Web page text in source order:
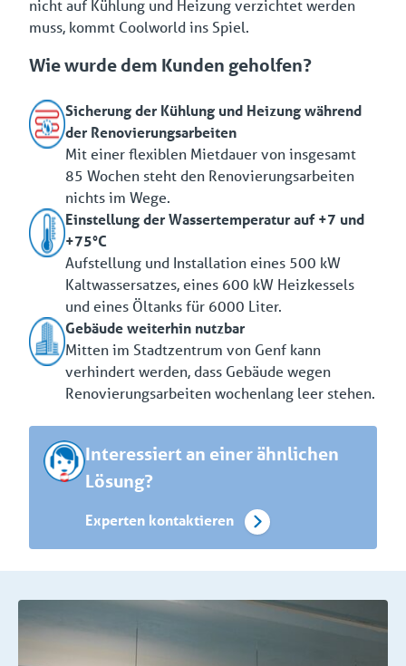
nicht auf Kühlung und Heizung verzichtet werden
muss, kommt Coolworld ins Spiel.
Wie wurde dem Kunden geholfen?
Sicherung der Kühlung und Heizung während
der Renovierungsarbeiten
Mit einer flexiblen Mietdauer von insgesamt
85 Wochen steht den Renovierungsarbeiten
nichts im Wege.
Einstellung der Wassertemperatur auf +7 und
+75°C
Aufstellung und Installation eines 500 kW
Kaltwassersatzes, eines 600 kW Heizkessels
und eines Öltanks für 6000 Liter.
Gebäude weiterhin nutzbar
Mitten im Stadtzentrum von Genf kann
verhindert werden, dass Gebäude wegen
Renovierungsarbeiten wochenlang leer stehen.
Interessiert an einer ähnlichen
Lösung?
Experten kontaktieren